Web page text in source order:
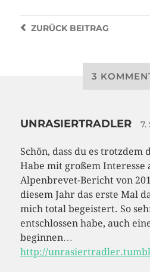
ZURÜCKBEITRAG
3
UNRASIERTRADLER 7.
Schön, dass du es trotzdem
Habe mit großem Interesse
Alpenbrevet-Bericht von
diesem Jahr das erste Mal
mich total begeistert. So
entschlossen habe, auch
beginnen…
http://